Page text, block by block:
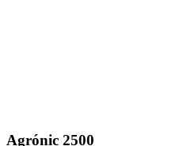
Agrónic 2500